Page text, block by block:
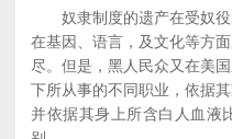
奴隶制度的遗产在受奴役
在基因、语言，及文化等方
尽。但是，黑人民众又在美
下所从事的不同职业，依据
并依据其身上所含白人血液